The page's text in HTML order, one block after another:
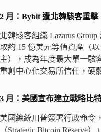
2 月：Bybit 遭北韓駭客重
北韓駭客組織 Lazarus
取約 15 億美元等值資產（
主），成為年度最大單一駭
重創中心化交易所信任，硬
3 月：美國宣布建立戰略比
美國總統川普簽署行政命令
（Strategic Bitcoin Reserve